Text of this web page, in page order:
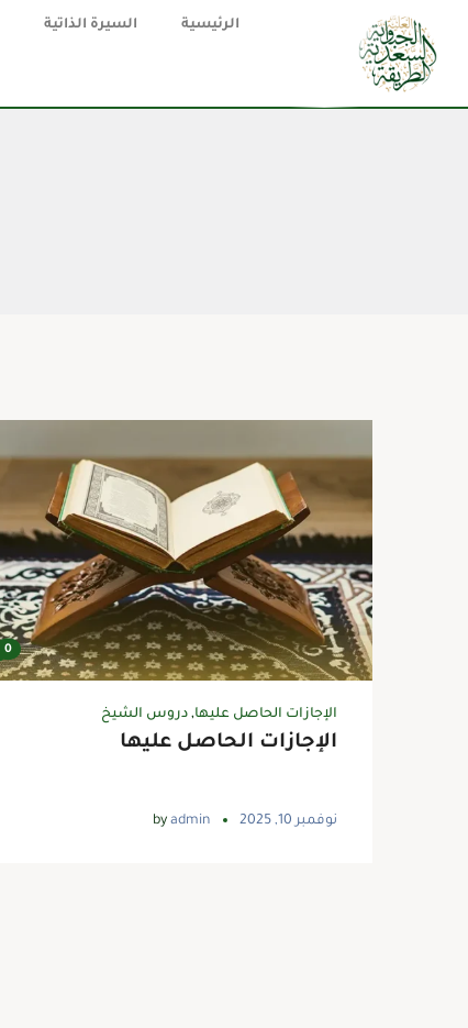
الرئيسية السيرة الذاتية
0
الإجازات الحاصل عليها, دروس الشيخ
الإجازات الحاصل عليها
نوفمبر 10, 2025 by admin